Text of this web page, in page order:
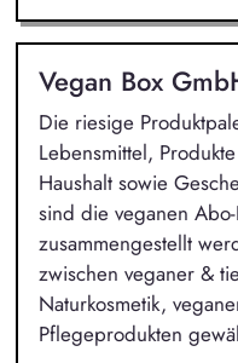
Vegan Box
Die riesige
Lebensmittel,
Haushalt sowie
sind die veganen
zusammengestellt
zwischen veganer &
Naturkosmetik,
Pflegeprodukten